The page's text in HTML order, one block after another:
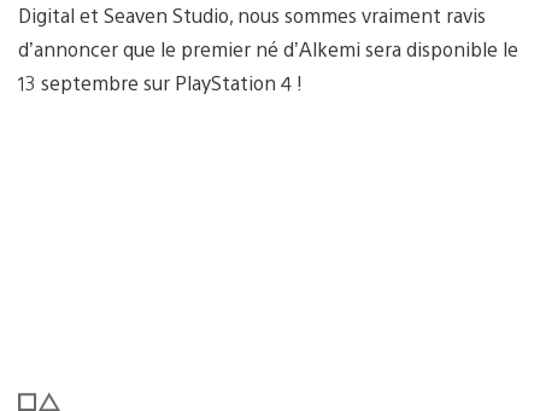
Digital et Seaven Studio, nous sommes vraiment ravis
d’annoncer que le premier né d’Alkemi sera disponible le
13 septembre sur PlayStation 4 !